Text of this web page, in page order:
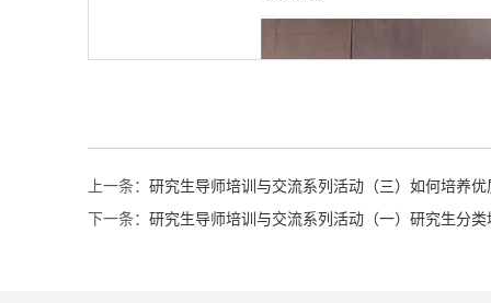
上一条： 研究生导师培训与交流系列活动（三）如何培养
下一条： 研究生导师培训与交流系列活动（一）研究生分